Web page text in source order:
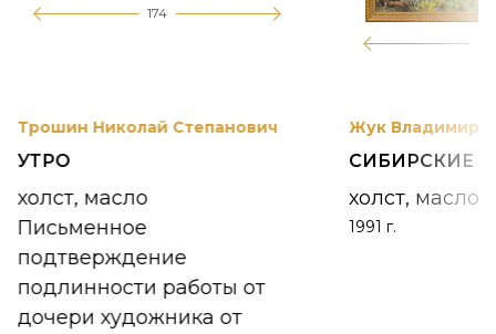
174
Трошин Николай Степанович
УТРО
холст, масло
Письменное
подтверждение
подлинности работы от
дочери художника от
Жук Владимир
СИБИРСКИЕ
холст, масло
1991 г.